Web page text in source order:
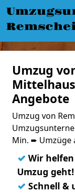
Umzug
Angebote
Umzug von
Min. ➨ Umzüge
✓ Wir
Umzug geht!
✓ Schnell &